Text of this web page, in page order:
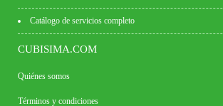
Catálogo de servicios completo
CUBISIMA.COM
Quiénes somos
Términos y condiciones